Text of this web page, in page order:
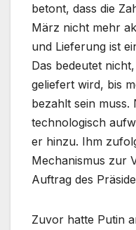
betont, dass die
März nicht mehr
und Lieferung ist
Das bedeutet
geliefert wird, bis
bezahlt sein muss.
technologisch
er hinzu. Ihm
Mechanismus zur
Auftrag des
Zuvor hatte Putin